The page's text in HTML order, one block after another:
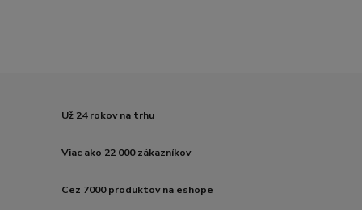
Už 24 rokov na trhu
Viac ako 22 000 zákazníkov
Cez 7000 produktov na eshope